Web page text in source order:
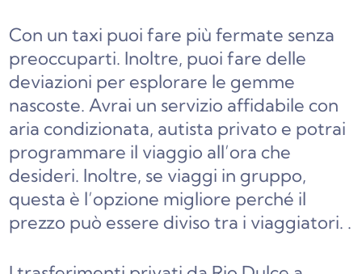
Con un taxi puoi fare più fermate senza
preoccuparti. Inoltre, puoi fare delle
deviazioni per esplorare le gemme
nascoste.Avrai un servizio affidabile con
aria condizionata, autista privato e potrai
programmare il viaggio all’ora che
desideri. Inoltre, se viaggi in gruppo,
questa è l’opzione migliore perché il
prezzo può essere diviso tra i viaggiatori. .